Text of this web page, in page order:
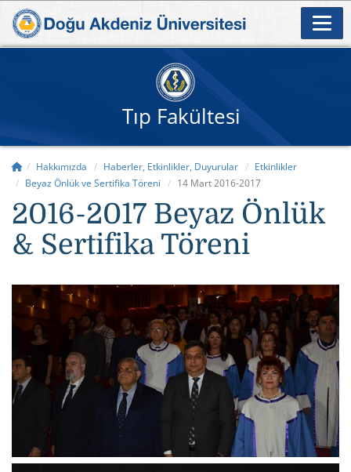
Tıp Fakültesi
Hakkımızda Haberler, Etkinlikler, Duyurular
Etkinlikler
Beyaz Önlük ve Sertifika Töreni
14 Mart 2016-2017
2016-2017 Beyaz Önlük
& Sertifika Töreni